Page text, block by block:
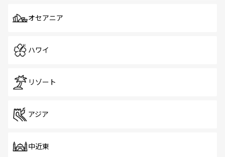
オセアニア
ハワイ
リゾート
アジア
中近東